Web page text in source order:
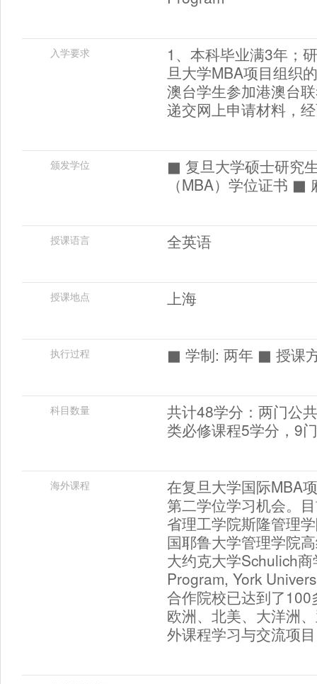
入学要求
1、本科毕业满3年；
旦大学MBA项目组织
澳台学生参加港澳台
递交网上申请材料，
颁发学位
■ 复旦大学硕士研究
（MBA）学位证书 ■
授课语言 全英语
授课地点 上海
执行过程 ■ 学制: 两年 ■ 授课
科目数量
共计48学分：两门公
类必修课程5学分，9
海外课程
在复旦大学国际MBA
第二学位学习机会。
省理工学院斯隆管理
国耶鲁大学管理学院
大约克大学Schulich
Program, York
合作院校已达到了
欧洲、北美、大洋洲
外课程学习与交流项